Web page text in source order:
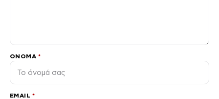
ΌΝΟΜΑ *
EMAIL *